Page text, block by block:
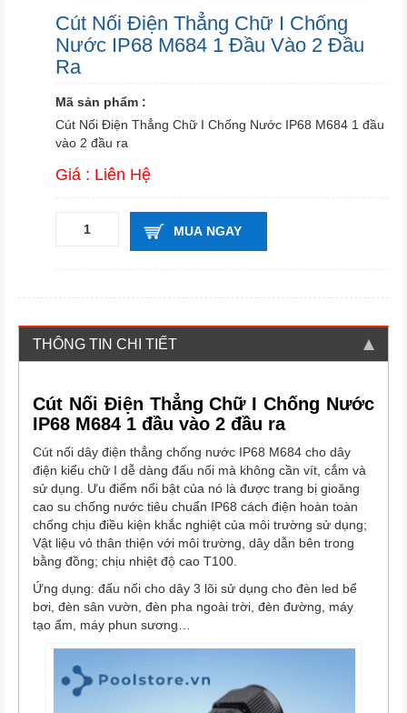
Cút Nối Điện Thẳng Chữ I Chống
Nước IP68 M684 1 Đầu Vào 2 Đầu
Ra
Mã sản phẩm :
Cút Nối Điện Thẳng Chữ I Chống Nước IP68 M684 1 đầu
vào 2 đầu ra
Giá : Liên Hệ
MUA NGAY
THÔNG TIN CHI TIẾT
Cút Nối Điện Thẳng Chữ I Chống Nước
IP68 M684 1 đầu vào 2 đầu ra
Cút nối dây điện thẳng chống nước IP68 M684 cho dây
điện kiểu chữ I dễ dàng đấu nối mà không cần vít, cắm và
sử dụng. Ưu điểm nổi bật của nó là được trang bị gioăng
cao su chống nước tiêu chuẩn IP68 cách điện hoàn toàn
chống chịu điều kiện khắc nghiệt của môi trường sử dụng;
Vật liệu vỏ thân thiện với môi trường, dây dẫn bên trong
bằng đồng; chịu nhiệt độ cao T100.
Ứng dụng: đấu nối cho dây 3 lõi sử dụng cho đèn led bể
bơi, đèn sân vườn, đèn pha ngoài trời, đèn đường, máy
tạo ẩm, máy phun sương…